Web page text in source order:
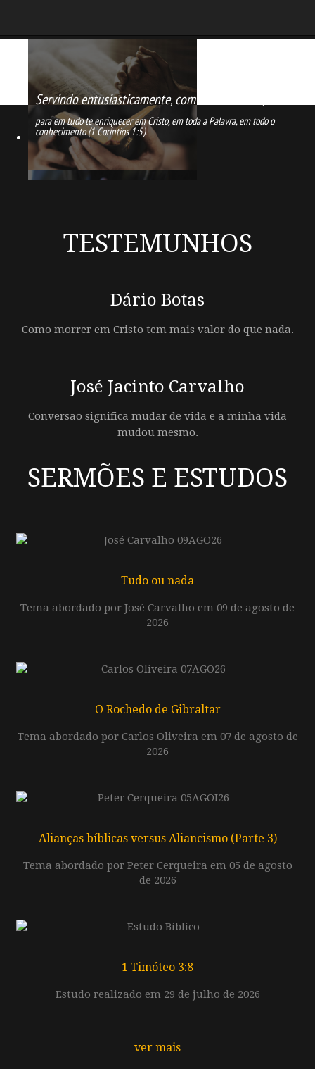
Servindo entusiasticamente,com amor e temor,
para em tudo te enriquecer em Cristo, em toda a Palavra, em todo o
conhecimento (1 Coríntios 1:5).
TESTEMUNHOS
Dário Botas
Como morrer em Cristo tem mais valor do que nada.
José Jacinto Carvalho
Conversão significa mudar de vida e a minha vida
mudou mesmo.
SERMÕES E ESTUDOS
Tudo ou nada
Tema abordado por José Carvalho em 09 de agosto de
2026
O Rochedo de Gibraltar
Tema abordado por Carlos Oliveira em 07 de agosto de
2026
Alianças bíblicas versus Aliancismo (Parte 3)
Tema abordado por Peter Cerqueira em 05 de agosto
de 2026
1 Timóteo 3:8
Estudo realizado em 29 de julho de 2026
ver mais